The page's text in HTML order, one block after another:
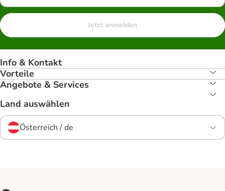
Jetzt anmelden
Info & Kontakt
Vorteile
Angebote & Services
Land auswählen
Österreich / de